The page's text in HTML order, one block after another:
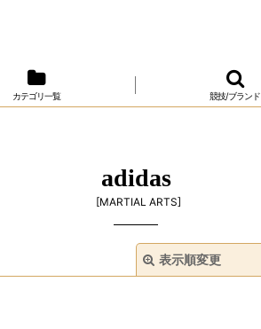
カテゴリ一覧 競技/ブランド
adidas
[MARTIAL ARTS]
表示順変更